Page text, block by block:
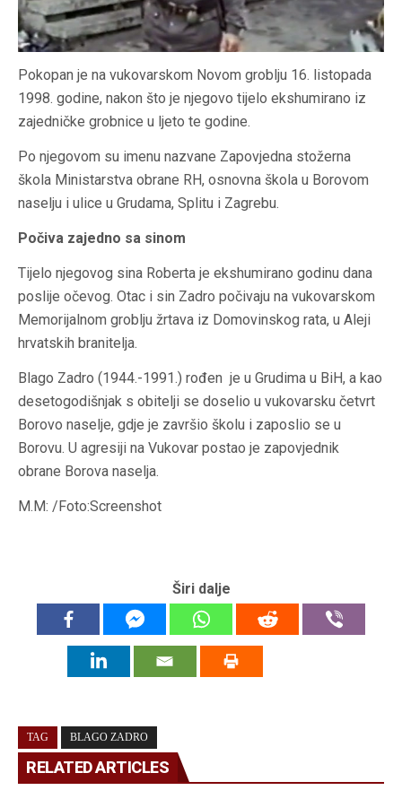
Pokopan je na vukovarskom Novom groblju 16. listopada
1998. godine, nakon što je njegovo tijelo ekshumirano iz
zajedničke grobnice u ljeto te godine.
Po njegovom su imenu nazvane Zapovjedna stožerna
škola Ministarstva obrane RH, osnovna škola u Borovom
naselju i ulice u Grudama, Splitu i Zagrebu.
Počiva zajedno sa sinom
Tijelo njegovog sina Roberta je ekshumirano godinu dana
poslije očevog. Otac i sin Zadro počivaju na vukovarskom
Memorijalnom groblju žrtava iz Domovinskog rata, u Aleji
hrvatskih branitelja.
Blago Zadro (1944.-1991.) rođen je u Grudima u BiH, a kao
desetogodišnjak s obitelji se doselio u vukovarsku četvrt
Borovo naselje, gdje je završio školu i zaposlio se u
Borovu. U agresiji na Vukovar postao je zapovjednik
obrane Borova naselja.
M.M: /Foto:Screenshot
Širi dalje
TAG BLAGO ZADRO
RELATED ARTICLES